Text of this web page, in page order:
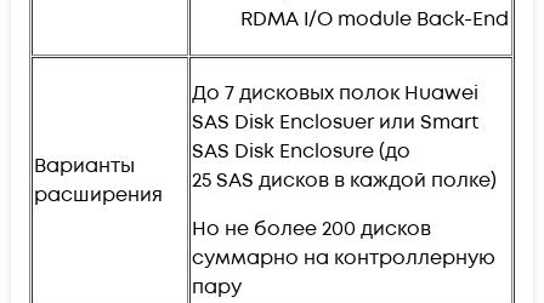
RDMA I/O module Back-End
Варианты
расширения
До 7 дисковых полок Huawei
SAS Disk Enclosuer или Smart
SAS Disk Enclosure (до
25 SAS дисков в каждой полке)
Но не более 200 дисков
суммарно на контроллерную
пару